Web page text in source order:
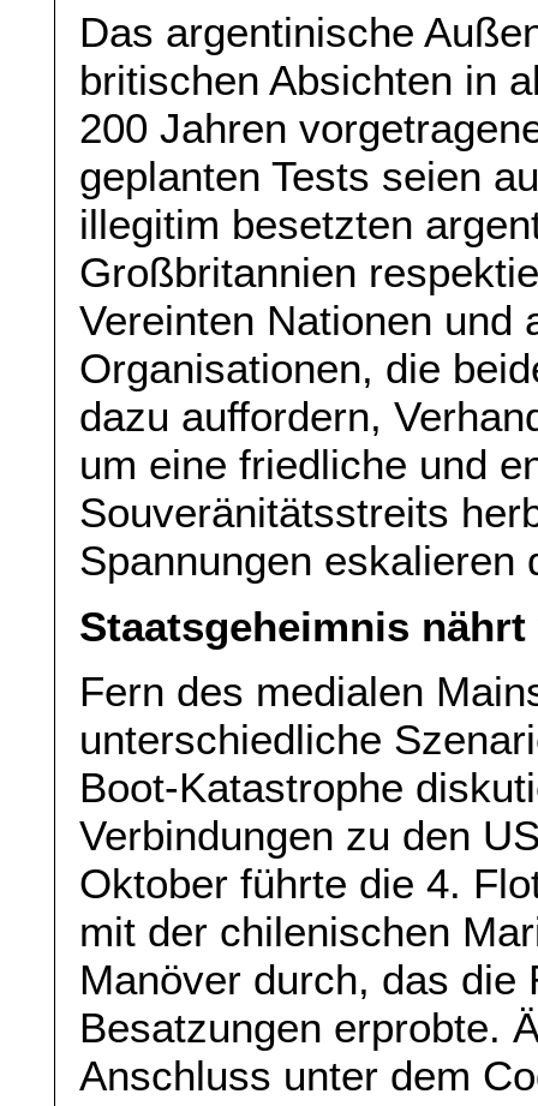
Das argentinische
britischen Absichten in
200 Jahren
geplanten Tests seien
illegitim besetzten
Großbritannien
Vereinten Nationen und
Organisationen, die
dazu auffordern,
um eine friedliche und
Souveränitätsstreits
Spannungen eskalieren
Staatsgeheimnis
Fern des medialen
unterschiedliche
Boot-Katastrophe
Verbindungen zu den
Oktober führte die 4.
mit der chilenischen
Manöver durch, das die
Besatzungen erprobte.
Anschluss unter dem